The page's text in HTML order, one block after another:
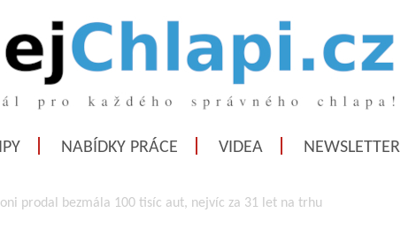
NABÍDKY PRÁCE VIDEA NEWSLETTER
prodal bezmála 100 tisíc aut, nejvíc za 31 let na trhu